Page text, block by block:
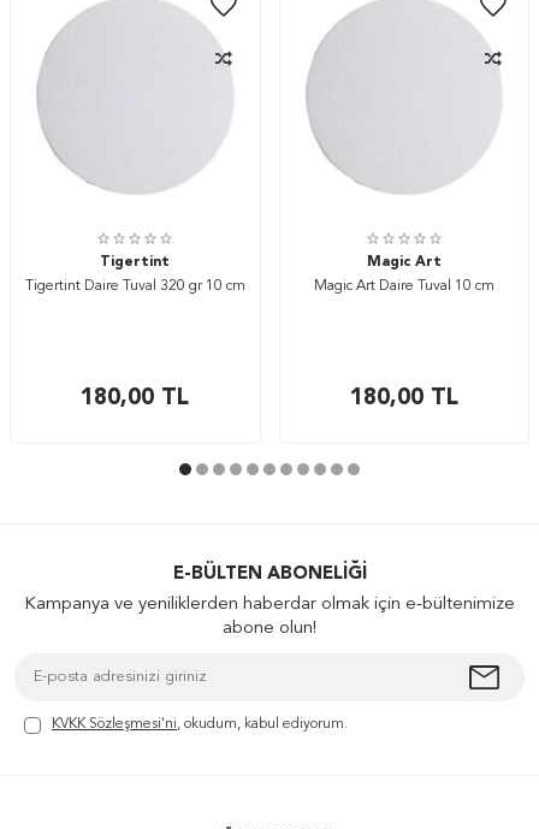
Tigertint
Tigertint Daire Tuval 320 gr 10 cm
180,00 TL
Magic Art
Magic Art Daire Tuval 10 cm
180,00TL
E-BÜLTEN ABONELIĞI
Kampanya ve yeniliklerden haberdar olmak için e-bültenimize
abone olun!
KVKK Sözleşmesi'ni, okudum, kabul ediyorum.